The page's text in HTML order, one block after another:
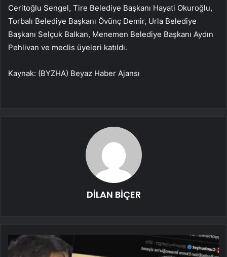
Ceritoğlu Sengel, Tire Belediye Başkanı Hayati Okuroğlu,
Torbalı Belediye Başkanı Övünç Demir, Urla Belediye
Başkanı Selçuk Balkan, Menemen Belediye Başkanı Aydın
Pehlivan ve meclis üyeleri katıldı.
Kaynak: (BYZHA) Beyaz Haber Ajansı
DİLAN BİÇER